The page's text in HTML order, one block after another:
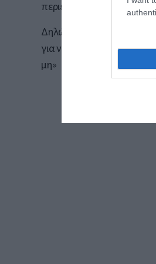
περιέβαλαν» συνεχίζει
Δηλώνοντας ότι είναι
για να συνέλθω και να
μη»